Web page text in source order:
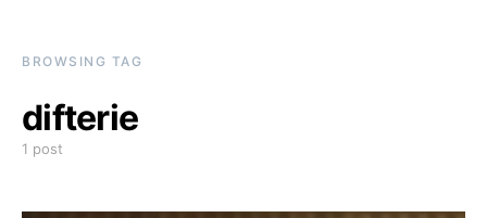
BROWSING TAG
difterie
1 post